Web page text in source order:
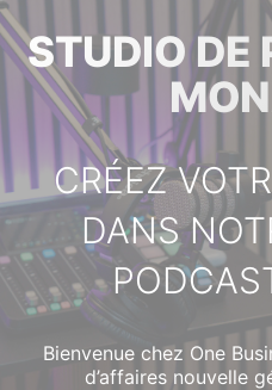
STUDIO DE
CRÉEZ
DANS
Bienvenue chez One
d’affaires nouvelle